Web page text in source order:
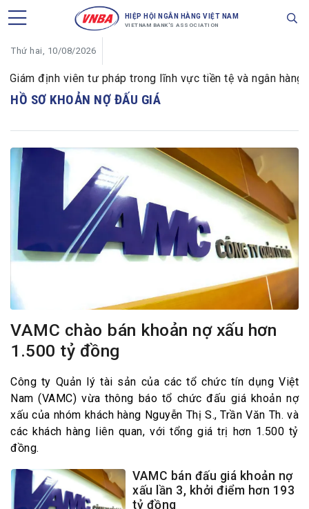
HIỆP HỘI NGÂN HÀNG VIỆT NAM
VIETNAM BANK'S ASSOCIATION
Thứ hai, 10/08/2026
định viên tư pháp trong lĩnh vực tiền tệ và ngân hàng
HỒ SƠ KHOẢN NỢ ĐẤU GIÁ
VAMC chào bán khoản nợ xấu hơn
1.500 tỷ đồng
Công ty Quản lý tài sản của các tổ chức tín dụng Việt
Nam (VAMC) vừa thông báo tổ chức đấu giá khoản nợ
xấu của nhóm khách hàng Nguyễn Thị S., Trần Văn Th. và
các khách hàng liên quan, với tổng giá trị hơn 1.500 tỷ
đồng.
VAMC bán đấu giá khoản nợ
xấu lần 3, khởi điểm hơn 193
tỷ đồng